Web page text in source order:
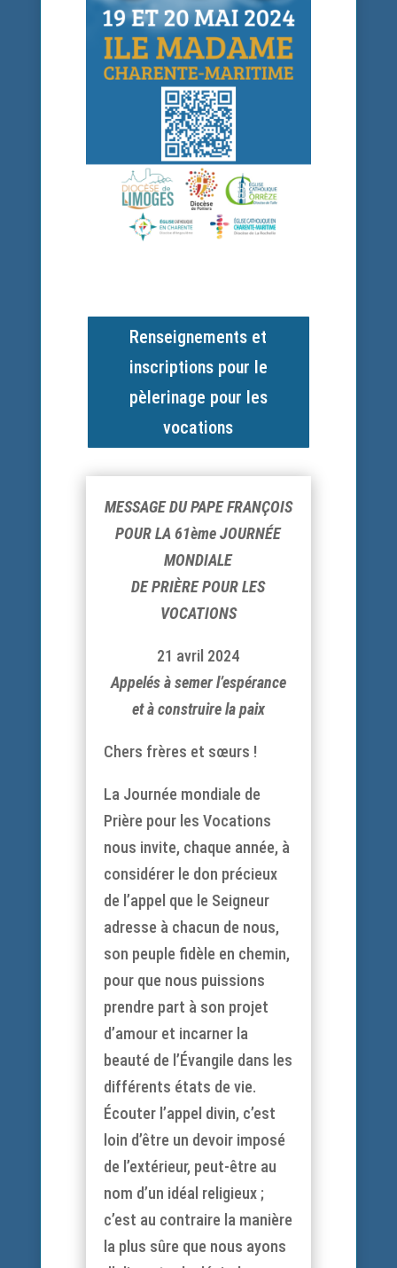
Renseignements et
inscriptions pour le
pèlerinage pour les
vocations
MESSAGE DU PAPE FRANÇOIS
POUR LA 61ème JOURNÉE
MONDIALE
DE PRIÈRE POUR LES
VOCATIONS
21 avril 2024
Appelés à semer l’espérance
et à construire la paix
Chers frères et sœurs !
La Journée mondiale de
Prière pour les Vocations
nous invite, chaque année, à
considérer le don précieux
de l’appel que le Seigneur
adresse à chacun de nous,
son peuple fidèle en chemin,
pour que nous puissions
prendre part à son projet
d’amour et incarner la
beauté de l’Évangile dans les
différents états de vie.
Écouter l’appel divin, c’est
loin d’être un devoir imposé
de l’extérieur, peut-être au
nom d’un idéal religieux ;
c’est au contraire la manière
la plus sûre que nous ayons